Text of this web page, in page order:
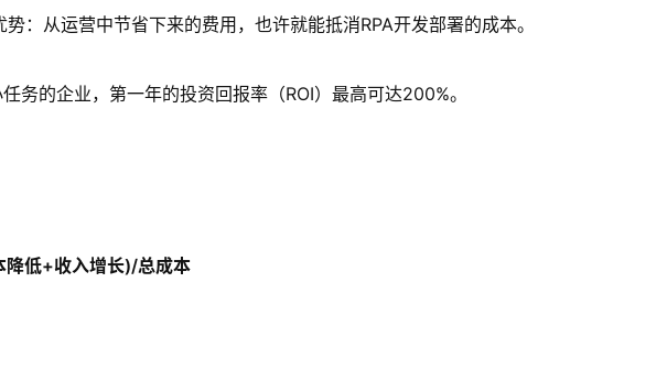
：从运营中节省下来的费用，也许就能抵消RPA开发部署的成本。
务的企业，第一年的投资回报率（ROI）最高可达200%。
降低+收入增长)/总成本